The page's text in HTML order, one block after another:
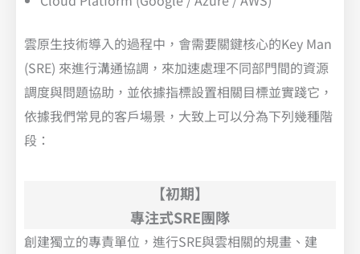
雲原生技術導入的過程中，會需要關鍵核心的Key Man
(SRE) 來進行溝通協調，來加速處理不同部門間的資源
調度與問題協助，並依據指標設置相關目標並實踐它，
依據我們常見的客戶場景，大致上可以分為下列幾種階
段：
【初期】
專注式SRE團隊
創建獨立的專責單位，進行SRE與雲相關的規畫、建